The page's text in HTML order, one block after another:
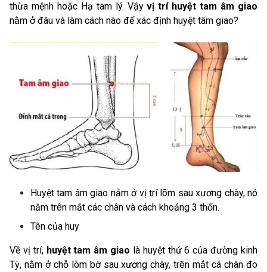
thừa mệnh hoặc Hạ tam lý. Vậyvị trí huyệt tam âm giao
nằm ở đâu và làm cách nào để xác định huyệt tâm giao?
Huyệt tam âm giao nằm ở vị trí lõm sau xương chày, nó
nằm trên mắt các chân và cách khoảng 3 thốn.
Tên của huy
Về vị trí, huyệt tam âm giao là huyệt thứ 6 của đường kinh
Tỳ, nằm ở chỗ lõm bờ sau xương chày, trên mắt cá chân đo